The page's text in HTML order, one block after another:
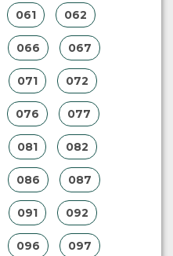
061 062
066 067
071 072
076 077
081 082
086 087
091 092
096 097